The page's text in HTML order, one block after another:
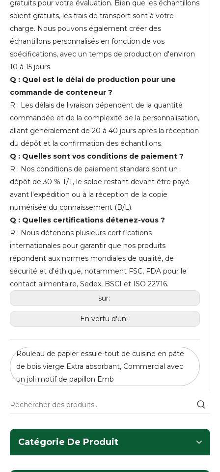
gratuits pour votre évaluation. Bien que les échantillons
soient gratuits, les frais de transport sont à votre
charge. Nous pouvons également créer des
échantillons personnalisés en fonction de vos
spécifications, avec un temps de production d'environ
10 à 15 jours.
Q : Quel est le délai de production pour une
commande de conteneur ?
R : Les délais de livraison dépendent de la quantité
commandée et de la complexité de la personnalisation,
allant généralement de 20 à 40 jours après la réception
du dépôt et la confirmation des échantillons.
Q : Quelles sont vos conditions de paiement ?
R : Nos conditions de paiement standard sont un
dépôt de 30 % T/T, le solde restant devant être payé
avant l'expédition ou à la réception de la copie
numérisée du connaissement (B/L).
Q : Quelles certifications détenez-vous ?
R : Nous détenons plusieurs certifications
internationales pour garantir que nos produits
répondent aux normes mondiales de qualité, de
sécurité et d'éthique, notamment FSC, FDA pour le
contact alimentaire, Sedex, BSCI et ISO 22716.
sur:
En vertu d'un:
Rouleau de papier essuie-tout de cuisine en pâte
de bois vierge Extra absorbant, Commercial avec
un joli motif de papillon Emb
Catégorie De Produit